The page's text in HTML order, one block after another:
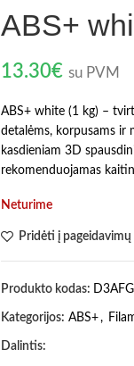
ABS+
13.30€ su PVM
ABS+ white (1 kg) –
detalėms, korpusams ir
kasdieniam 3D
rekomenduojamas
Neturime
Pridėti į pageidavimų
Produkto kodas:
Kategorijos: ABS+ ,
Dalintis: